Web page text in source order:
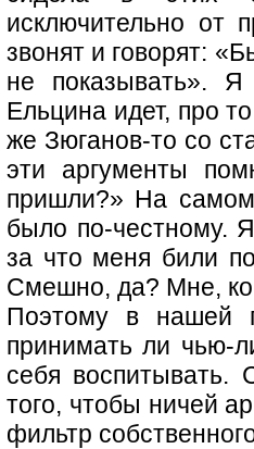
исключительно от
звонят и говорят:
не показывать».
Ельцина идет, про
же Зюганов-то со
эти аргументы
пришли?» На самом
было по-честному.
за что меня били
Смешно, да? Мне,
Поэтому в нашей
принимать ли чью-
себя воспитывать.
того, чтобы ничей
фильтр